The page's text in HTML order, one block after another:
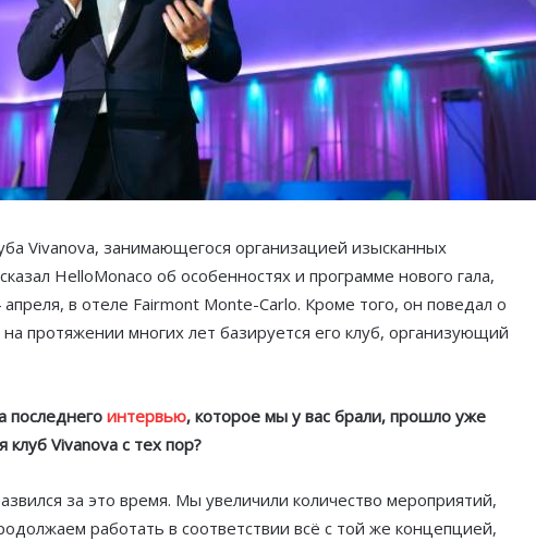
Vivanova, занимающегося организацией изысканных
HelloMonaco об особенностях и программе нового гала,
в отеле Fairmont Monte-Carlo. Кроме того, он поведал о
протяжении многих лет базируется его клуб, организующий
последнего интервью, которое мы у вас брали, прошло уже
Vivanova с тех пор?
за это время. Мы увеличили количество мероприятий,
работать в соответствии всё с той же концепцией,